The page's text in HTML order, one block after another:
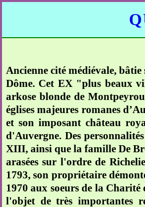
Ancienne cité médiévale, bâtie
Dôme. Cet EX "plus beaux
arkose blonde de
églises majeures romanes
et son imposant château
d'Auvergne. Des
XIII, ainsi que la famille De
arasées sur l'ordre de
1793, son propriétaire
1970 aux soeurs de la
l'objet de très importantes